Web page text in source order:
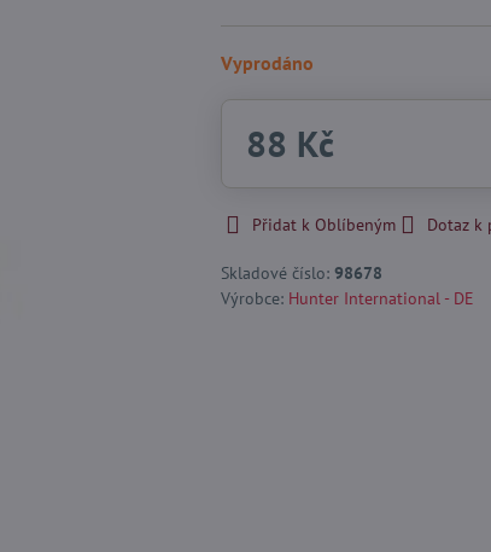
Vyprodáno
88 Kč
Přidat k Oblíbeným Dotaz k
Skladové číslo: 98678
Výrobce: Hunter International - DE